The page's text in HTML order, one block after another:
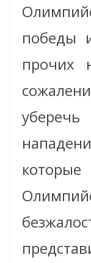
победы
прочих